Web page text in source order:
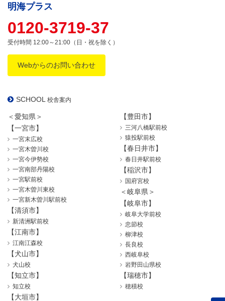
明海プラス
0120-3719-37
受付時間 12:00～21:00（日・祝を除く）
Webからのお問い合わせ
SCHOOL 校舎案内
＜愛知県＞
【一宮市】
一宮末広校
一宮木曽川校
一宮今伊勢校
一宮南部丹陽校
一宮駅前校
一宮木曽川東校
一宮新木曽川駅前校
【清須市】
新清洲駅前校
【江南市】
江南江森校
【犬山市】
犬山校
【知立市】
知立校
【豊田市】
三河八橋駅前校
猿投駅前校
【春日井市】
春日井駅前校
【稲沢市】
国府宮校
＜岐阜県＞
【岐阜市】
岐阜大学前校
忠節校
柳津校
長良校
西岐阜校
岩野田山県校
【瑞穂市】
穂積校
【大垣市】